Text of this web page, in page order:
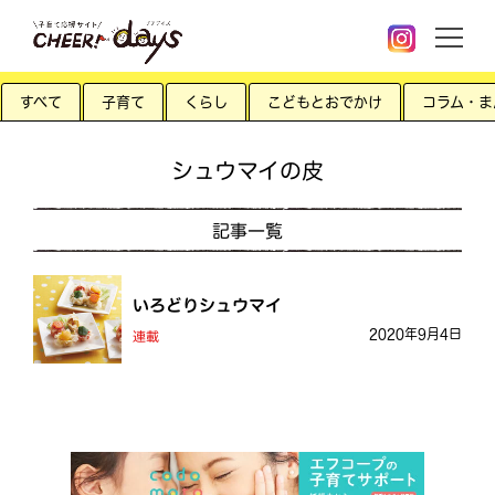
すべて 子育て くらし こどもとおでかけ コラム・
シュウマイの皮
記事一覧
いろどりシュウマイ
連載 2020年9月4日